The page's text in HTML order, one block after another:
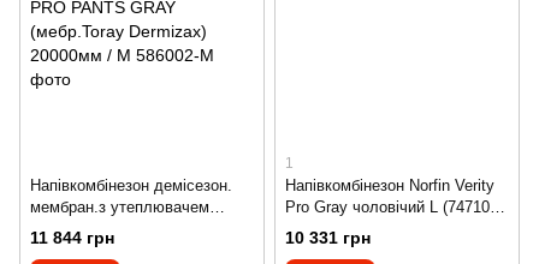
Напівкомбінезон демісезон.
мембран.з утеплювачем
Norfin REBEL PRO PANTS
GRAY (мебр.Toray Dermizax)
11 844 грн
1
Напівкомбінезон Norfin Verity
Pro Gray чоловічий L (747103-
L)
10 331 грн